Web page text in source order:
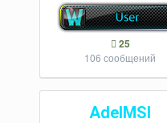
25
106 сообщений
AdelMSI